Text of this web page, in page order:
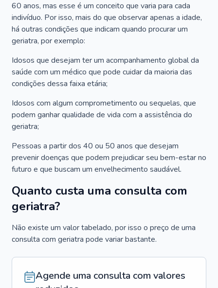
60 anos, mas esse é um conceito que varia para cada
indivíduo. Por isso, mais do que observar apenas a idade,
há outras condições que indicam quando procurar um
geriatra, por exemplo:
Idosos que desejam ter um acompanhamento global da
saúde com um médico que pode cuidar da maioria das
condições dessa faixa etária;
Idosos com algum comprometimento ou sequelas, que
podem ganhar qualidade de vida com a assistência do
geriatra;
Pessoas a partir dos 40 ou 50 anos que desejam
prevenir doenças que podem prejudicar seu bem-estar no
futuro e que buscam um envelhecimento saudável.
Quanto custa uma consulta com
geriatra?
Não existe um valor tabelado, por isso o preço de uma
consulta com geriatra pode variar bastante.
Agende uma consulta com valores